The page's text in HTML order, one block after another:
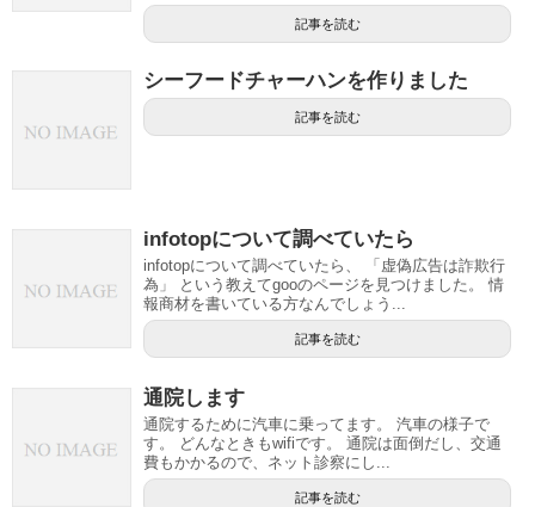
記事を読む
シーフードチャーハンを作りました
記事を読む
infotopについて調べていたら
infotopについて調べていたら、 「虚偽広告は詐欺行
為」 という教えてgooのページを見つけました。 情
報商材を書いている方なんでしょう...
記事を読む
通院します
通院するために汽車に乗ってます。 汽車の様子で
す。 どんなときもwifiです。 通院は面倒だし、交通
費もかかるので、ネット診察にし...
記事を読む